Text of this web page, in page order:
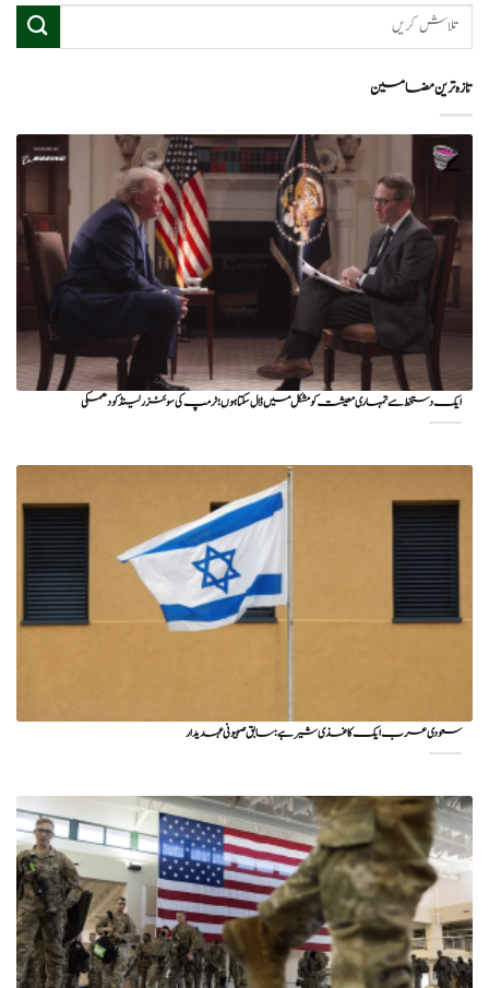
تازہ ترین مضامین
ایک دستخط سے تمہاری معیشت کو مشکل میں ڈال سکتا ہوں؛ ٹرمپ کی سوئٹزرلینڈ کو دھمکی
سعودی عرب ایک کاغذی شیر ہے: سابق صہیونی عہدیدار